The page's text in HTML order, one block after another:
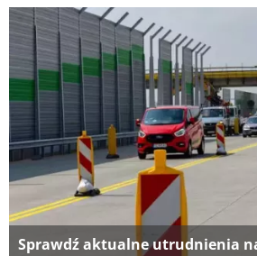
Sprawdź aktualne utrudnienia